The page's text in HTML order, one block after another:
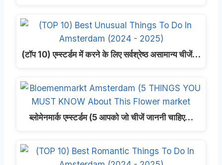
(टॉप 10) एम्स्टर्डम में करने के लिए सर्वश्रेष्ठ असामान्य चीजें…
ब्लोमेनमार्क एम्स्टर्डम (5 आपको जो चीजें जाननी चाहिए…